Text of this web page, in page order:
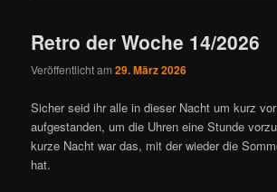
Retro der Woche 14/2026
Veröffentlicht am29. März 2026
Sicher seid ihr alle in dieser Nacht um kurz
aufgestanden, um die Uhren eine Stunde
kurze Nacht war das, mit der wieder die
hat.